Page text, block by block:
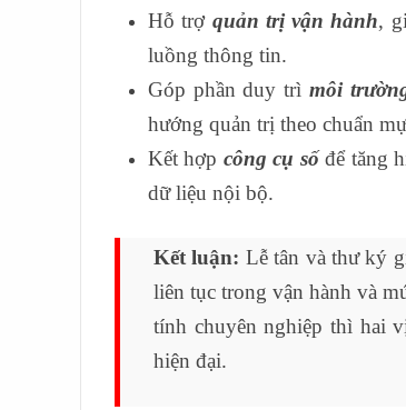
Hỗ trợ quản trị vận hành,
luồng thông tin.
Góp phần duy trì môi
hướng quản trị theo chuẩn
Kết hợp công cụ số để tăng
dữ liệu nội bộ.
Kết luận: Lễ tân và thư ký
liên tục trong vận hành và
tính chuyên nghiệp thì hai
hiện đại.